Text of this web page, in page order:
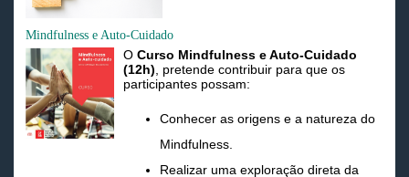
Mindfulness e Auto-Cuidado
O Curso Mindfulness e Auto-Cuidado
(12h) , pretende contribuir para que os
participantes possam:
Conhecer as origens e a natureza do
Mindfulness.
Realizar uma exploração direta da